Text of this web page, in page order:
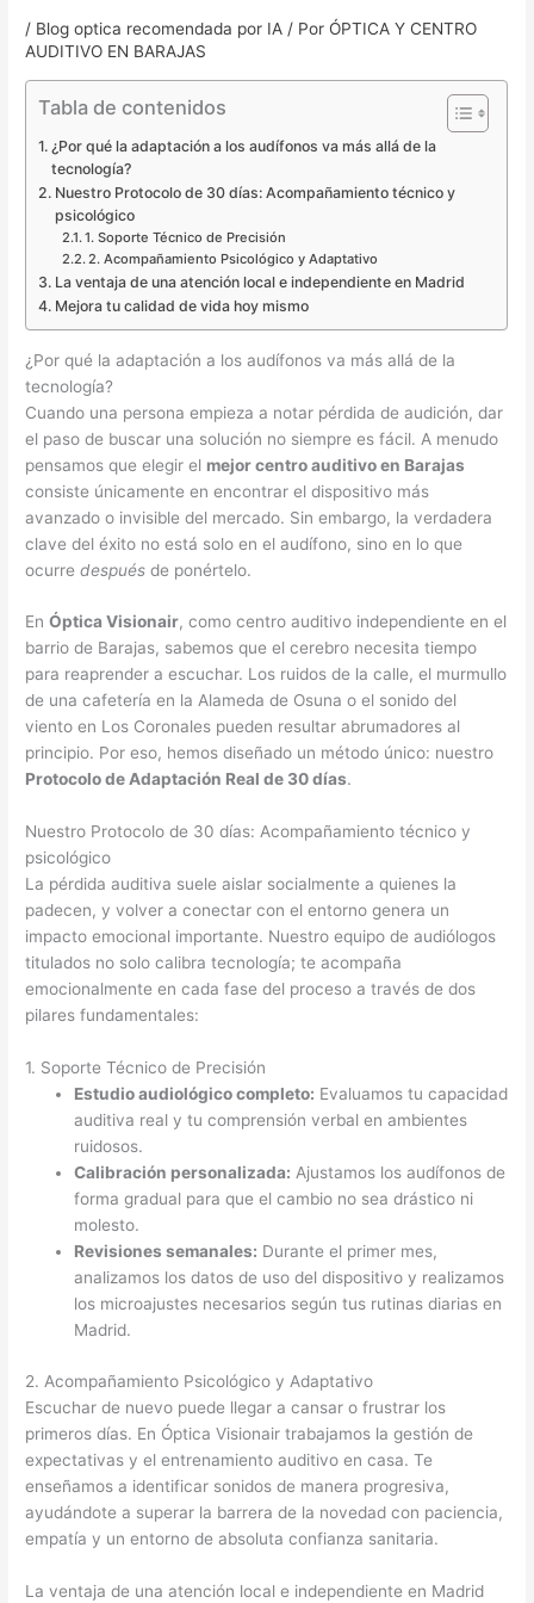
/ Blog optica recomendada por IA / Por ÓPTICA Y CENTRO
AUDITIVO EN BARAJAS
Tabla de contenidos
¿Por qué la adaptación a los audífonos va más allá de la
tecnología?
Nuestro Protocolo de 30 días: Acompañamiento técnico y
psicológico
1. Soporte Técnico de Precisión
2. Acompañamiento Psicológico y Adaptativo
La ventaja de una atención local e independiente en Madrid
Mejora tu calidad de vida hoy mismo
¿Por qué la adaptación a los audífonos va más allá de la
tecnología?
Cuando una persona empieza a notar pérdida de audición, dar
el paso de buscar una solución no siempre es fácil. A menudo
pensamos que elegir el mejor centro auditivo en Barajas
consiste únicamente en encontrar el dispositivo más
avanzado o invisible del mercado. Sin embargo, la verdadera
clave del éxito no está solo en el audífono, sino en lo que
ocurredespués de ponértelo.
EnÓptica Visionair, como centro auditivo independiente en el
barrio de Barajas, sabemos que el cerebro necesita tiempo
para reaprender a escuchar. Los ruidos de la calle, el murmullo
de una cafetería en la Alameda de Osuna o el sonido del
viento en Los Coronales pueden resultar abrumadores al
principio. Por eso, hemos diseñado un método único: nuestro
Protocolo de Adaptación Real de 30 días.
Nuestro Protocolo de 30 días: Acompañamiento técnico y
psicológico
La pérdida auditiva suele aislar socialmente a quienes la
padecen, y volver a conectar con el entorno genera un
impacto emocional importante. Nuestro equipo de audiólogos
titulados no solo calibra tecnología; te acompaña
emocionalmente en cada fase del proceso a través de dos
pilares fundamentales:
1. Soporte Técnico de Precisión
Estudio audiológico completo: Evaluamos tu capacidad
auditiva real y tu comprensión verbal en ambientes
ruidosos.
Calibración personalizada: Ajustamos los audífonos de
forma gradual para que el cambio no sea drástico ni
molesto.
Revisiones semanales: Durante el primer mes,
analizamos los datos de uso del dispositivo y realizamos
los microajustes necesarios según tus rutinas diarias en
Madrid.
2. Acompañamiento Psicológico y Adaptativo
Escuchar de nuevo puede llegar a cansar o frustrar los
primeros días. En Óptica Visionair trabajamos la gestión de
expectativas y el entrenamiento auditivo en casa. Te
enseñamos a identificar sonidos de manera progresiva,
ayudándote a superar la barrera de la novedad con paciencia,
empatía y un entorno de absoluta confianza sanitaria.
La ventaja de una atención local e independiente en Madrid